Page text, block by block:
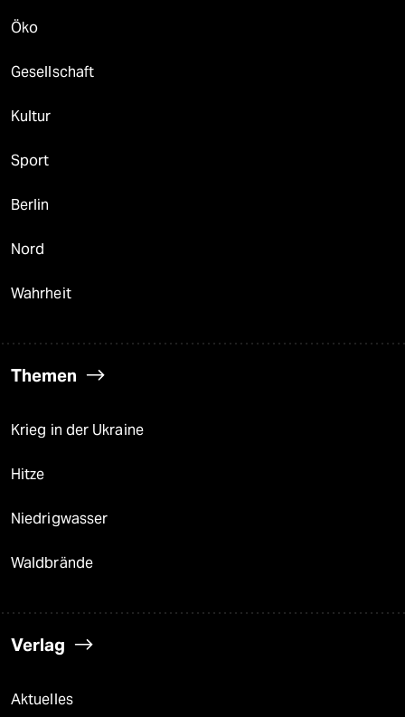
Öko
Gesellschaft
Kultur
Sport
Berlin
Nord
Wahrheit
Themen
Krieg in der Ukraine
Hitze
Niedrigwasser
Waldbrände
Verlag
Aktuelles